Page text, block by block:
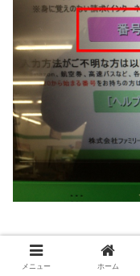
第1番号を入力する
メニュー ホーム